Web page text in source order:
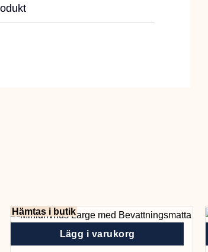
Hämtas i butik
Lägg i varukorg